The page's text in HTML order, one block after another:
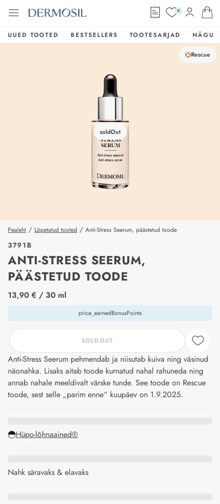
0
UUED TOOTED BESTSELLERS TOOTESARJAD NÄGU
soldOut
Rescue
Pealeht / Lõpetatud tooted / Anti-Stress Seerum, päästetud toode
3791B
ANTI-STRESS SEERUM,
PÄÄSTETUD TOODE
price_label
13,90 € / 30 ml
price_earnedBonusPoints
SOLDOUT
Anti-Stress Seerum pehmendab ja niisutab kuiva ning väsinud
näonahka. Lisaks aitab toode kurnatud nahal rahuneda ning
annab nahale meeldivalt värske tunde. See toode on Rescue
toode, sest selle „parim enne“ kuupäev on 1.9.2025.
Hüpo-lõhnaained®
Nahk säravaks & elavaks